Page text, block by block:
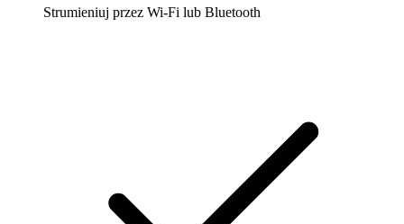
Strumieniuj przez Wi-Fi lub Bluetooth